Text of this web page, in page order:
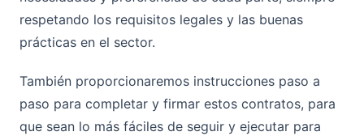
respetando los requisitos legales y las buenas
prácticas en el sector.
También proporcionaremos instrucciones paso a
paso para completar y firmar estos contratos, para
que sean lo más fáciles de seguir y ejecutar para